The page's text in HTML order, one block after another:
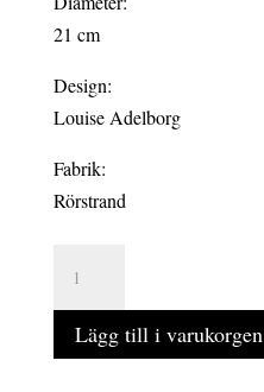
21 cm
Design:
Louise Adelborg
Fabrik:
Rörstrand
GRACE
ÄNG
6-
Lägg till i varukorgen